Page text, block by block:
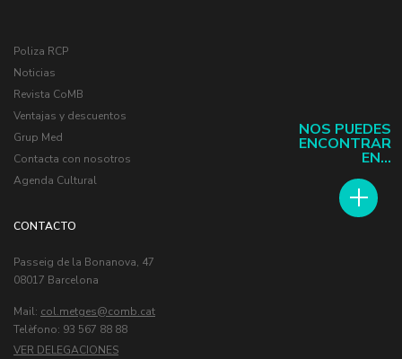
NOS PUEDES
ENCONTRAR
EN...
Poliza RCP
Noticias
Revista CoMB
Ventajas y descuentos
Grup Med
Contacta con nosotros
Agenda Cultural
CONTACTO
Passeig de la Bonanova, 47
08017 Barcelona
Mail: col.metges
Telèfono: 93 567 88 88
VER DELEGACIONES